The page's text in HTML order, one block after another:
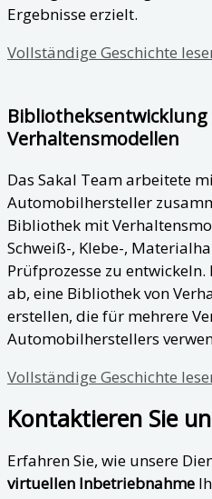
Ergebnisse erzielt.
Vollständige Geschichte
Bibliotheksentwicklung
Verhaltensmodellen
Das Sakal Team arbeitete
Automobilhersteller
Bibliothek mit
Schweiß-, Klebe-,
Prüfprozesse zu
ab, eine Bibliothek von
erstellen, die für mehrere
Automobilherstellers
Vollständige Geschichte
Kontaktieren Sie
Erfahren Sie, wie unsere
virtuellen Inbetriebnahme